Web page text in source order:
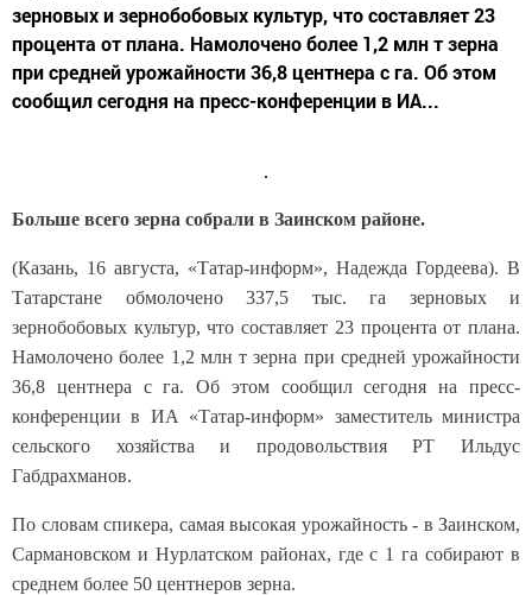
зерновых и зернобобовых культур, что составляет 23
процента от плана. Намолочено более 1,2 млн т зерна
при средней урожайности 36,8 центнера с га. Об этом
сообщил сегодня на пресс-конференции в ИА...
Больше всего зерна собрали в Заинском районе.
(Казань, 16 августа, «Татар-информ», Надежда Гордеева). В
Татарстане обмолочено 337,5 тыс. га зерновых и
зернобобовых культур, что составляет 23 процента от плана.
Намолочено более 1,2 млн т зерна при средней урожайности
36,8 центнера с га. Об этом сообщил сегодня на пресс-
конференции в ИА «Татар-информ» заместитель министра
сельского хозяйства и продовольствия РТ Ильдус
Габдрахманов.
По словам спикера, самая высокая урожайность - в Заинском,
Сармановском и Нурлатском районах, где с 1 га собирают в
среднем более 50 центнеров зерна.